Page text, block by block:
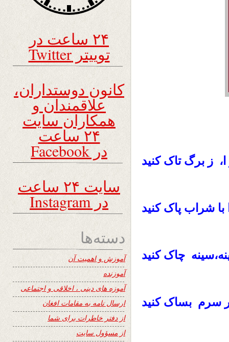
ز برگ تاک کنید
شراب پاک کنید
چاک کنید
سرم بساک کنید
۲۴ ساعت در
توییتر Twitter
کانون دوستداران،
علاقمندان و
همکاران سایت
۲۴ ساعت
در Facebook
سایت ۲۴ ساعت
در Instagram
دسته‌ها
آموزش و اهمیت آن
آموزنده
آموزه های دینی ، اخلاقی و اجتماعی
ارسال نامه به مقامات افغان
از دفتر خاطرات برای شما
از مسؤول سایت